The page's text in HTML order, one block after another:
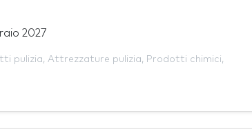
2027
pulizia, Attrezzature pulizia, Prodotti chimici,